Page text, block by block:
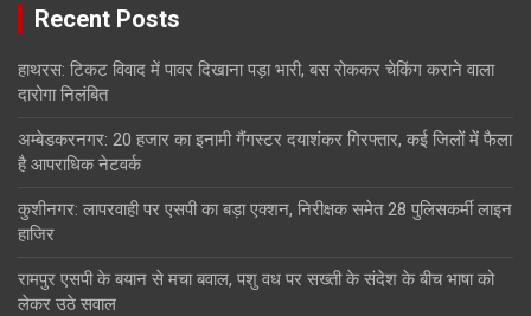
Recent Posts
हाथरस: टिकट विवाद में पावर दिखाना पड़ा भारी, बस रोककर चेकिंग कराने वाला
दारोगा निलंबित
अम्बेडकरनगर: 20 हजार का इनामी गैंगस्टर दयाशंकर गिरफ्तार, कई जिलों में फैला
है आपराधिक नेटवर्क
कुशीनगर: लापरवाही पर एसपी का बड़ा एक्शन, निरीक्षक समेत 28 पुलिसकर्मी लाइन
हाजिर
रामपुर एसपी के बयान से मचा बवाल, पशु वध पर सख्ती के संदेश के बीच भाषा को
लेकर उठे सवाल